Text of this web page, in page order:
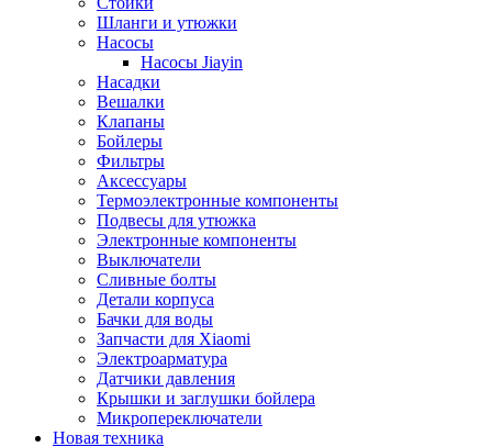
Шланги и утюжки
Насосы
Насосы Jiayin
Насадки
Вешалки
Клапаны
Бойлеры
Фильтры
Аксессуары
Термоэлектронные компоненты
Подвесы для утюжка
Электронные компоненты
Выключатели
Сливные болты
Детали корпуса
Бачки для воды
Запчасти для Xiaomi
Электроарматура
Датчики давления
Крышки и заглушки бойлера
Микропереключатели
Новая техника